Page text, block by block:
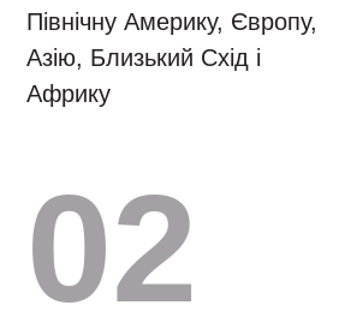
Північну Америку, Європу,
Азію, Близький Схід і
Африку
02